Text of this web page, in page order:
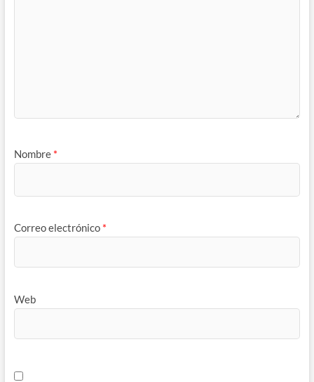
Nombre *
Correo electrónico *
Web